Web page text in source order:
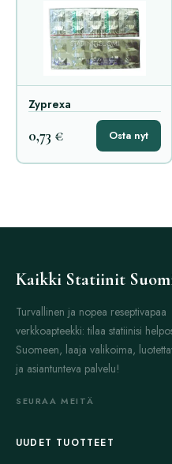
Zyprexa
0,73 € Osta nyt
Kaikki Statiinit
Turvallinen ja nopea reseptivapaa
verkkoapteekki: tilaa statiinisi
Suomeen, laaja valikoima,
ja asiantunteva palvelu!
SEURAA MEITÄ
UUDET TUOTTEET